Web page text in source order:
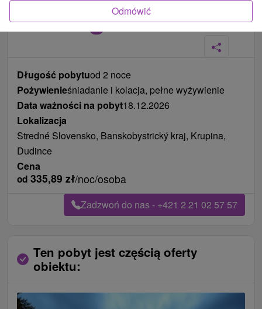
Zdjęcia od klientów+3
Długość pobytuod 2 noce
Pożywienieśniadanie i kolacja, pełne wyżywienie
Data ważności na pobyt18.12.2026
Lokalizacja
Stredné Slovensko, Banskobystrický kraj, Krupina,
Dudince
Cena
od 335,89 zł/noc/osoba
Zadzwoń do nas - +421 2 21 02 57 57
Ten pobyt jest częścią oferty
obiektu:
Odmówić